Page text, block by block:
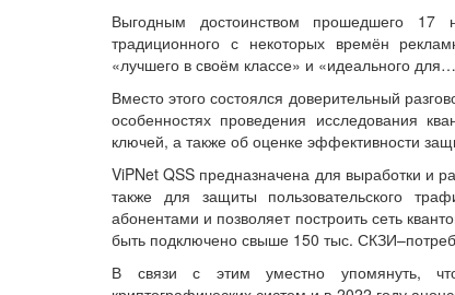
Выгодным достоинством прошедшего 17
традиционного с некоторых времён
«лучшего в своём классе» и «идеального
Вместо этого состоялся доверительный
особенностях проведения исследования
ключей, а также об оценке эффективности
ViPNet QSS предназначена для выработки и
также для защиты пользовательского
абонентами и позволяет построить сеть
быть подключено свыше 150 тыс.
В связи с этим уместно упомянуть,